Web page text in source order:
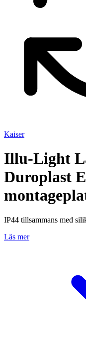
Kaiser
Illu-Light
Duroplast
IP44 tillsammans med
Läs mer